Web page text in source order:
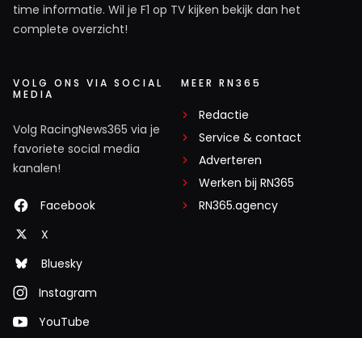
time informatie. Wil je F1 op TV kijken bekijk dan het
complete overzicht!
VOLG ONS VIA SOCIAL
MEDIA
Volg RacingNews365 via je
favoriete social media
kanalen!
Facebook
X
Bluesky
Instagram
YouTube
MEER RN365
Redactie
Service & contact
Adverteren
Werken bij RN365
RN365.agency